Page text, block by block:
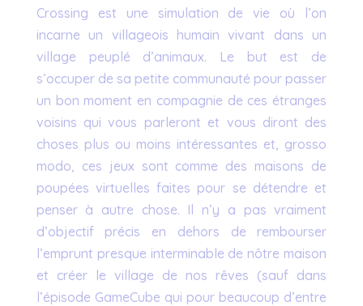
Crossing est une simulation de vie où l’on
incarne un villageois humain vivant dans un
village peuplé d’animaux. Le but est de
s’occuper de sa petite communauté pour passer
un bon moment en compagnie de ces étranges
voisins qui vous parleront et vous diront des
choses plus ou moins intéressantes et, grosso
modo, ces jeux sont comme des maisons de
poupées virtuelles faites pour se détendre et
penser à autre chose. Il n’y a pas vraiment
d’objectif précis en dehors de rembourser
l’emprunt presque interminable de nôtre maison
et créer le village de nos rêves (sauf dans
l’épisode GameCube qui pour beaucoup d’entre